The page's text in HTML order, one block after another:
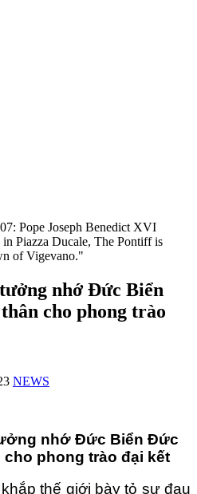
Pope Joseph Benedict XVI
in Piazza Ducale, The Pontiff is
of Vigevano."
nhớ Đức Biển
cho phong trào
NEWS
nhớ Đức Biển Đức
phong trào đại kết
thế giới bày tỏ sự đau